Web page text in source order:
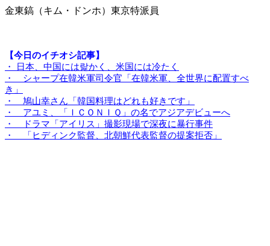
金東鎬（キム・ドンホ）東京特派員
【今日のイチオシ記事】
・ 日本、中国には랉かく、米国には冷たく
・ シャープ在韓米軍司令官「在韓米軍、全世界に配置すべ
き」
・ 鳩山幸さん「韓国料理はどれも好きです」
・ アユミ、「ＩＣＯＮＩＱ」の名でアジアデビューへ
・ ドラマ「アイリス」撮影現場で深夜に暴行事件
・ 「ヒディンク監督、北朝鮮代表監督の提案拒否」